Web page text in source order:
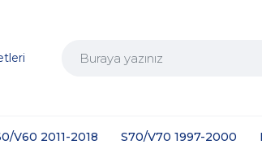
V60 2011-2018 S70/V70 1997-2000